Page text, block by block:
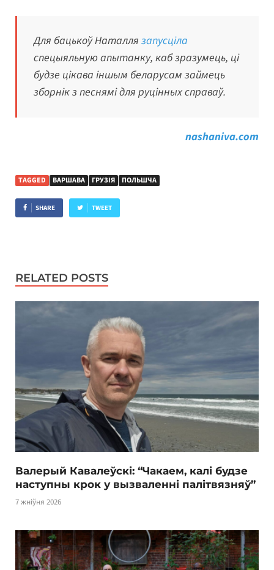
Для бацькоў Наталля запусціла
спецыяльную апытанку, каб зразумець, ці
будзе цікава іншым беларусам займець
зборнік з песнямі для руцінных справаў.
nashaniva.com
TAGGED ВАРШАВА ГРУЗІЯ ПОЛЬШЧА
SHARE TWEET
RELATED POSTS
Валерый Кавалеўскі: “Чакаем, калі будзе
наступны крок у вызваленні палітвязняў”
7 жніўня 2026